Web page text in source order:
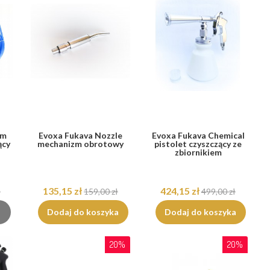
Evoxa Fukava Nozzle
mechanizm obrotowy
135,15 zł159,00 zł
Dodaj do koszyka
Evoxa Fukava Chemical
pistolet czyszczący ze
zbiornikiem
424,15 zł499,00 zł
Dodaj do koszyka
20% 20%